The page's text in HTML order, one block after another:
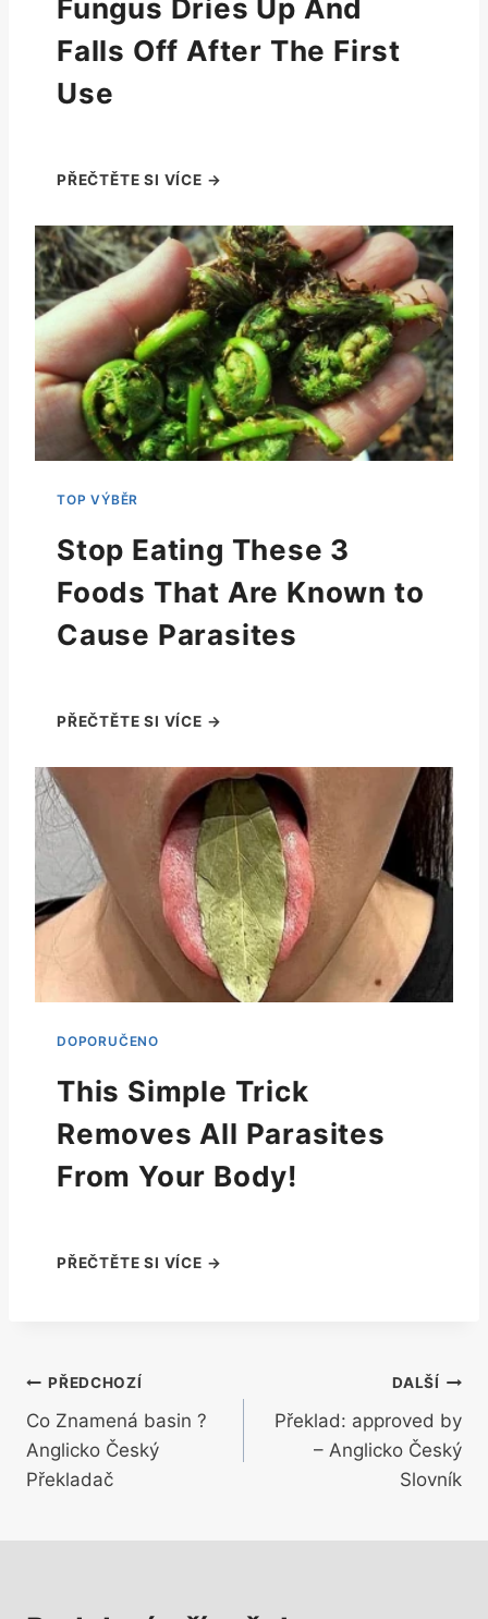
Fungus Dries Up And
Falls Off After The First
Use
Stop Eating These 3
Foods That Are Known to
Cause Parasites
This Simple Trick
Removes All Parasites
From Your Body!
Navigace
pro
příspěvek
PŘEDCHOZÍ
Co Znamená basin ?
Anglicko Český
Překladač
DALŠÍ
Překlad: approved by
– Anglicko Český
Slovník